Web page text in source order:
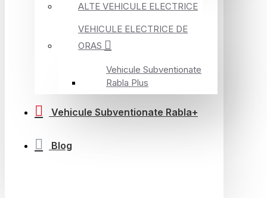
ALTE VEHICULE ELECTRICE
VEHICULE ELECTRICE DE
ORAS
Vehicule Subventionate
Rabla Plus
Vehicule Subventionate Rabla+
Blog